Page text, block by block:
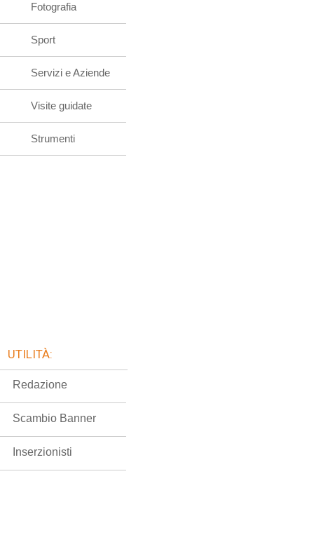
Fotografia
Sport
Servizi e Aziende
Visite guidate
Strumenti
UTILITÀ:
Redazione
Scambio Banner
Inserzionisti